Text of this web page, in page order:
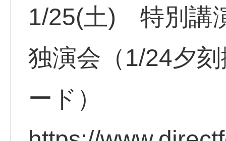
1/25(土) 特別講
独演会（1/24夕
ード）